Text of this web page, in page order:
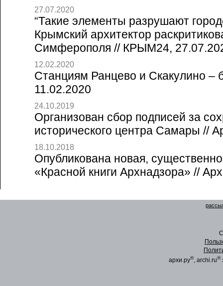
27.07.2020
“Такие элементы разрушают
Крымский архитектор
Симферополя // КРЫМ24,
12.02.2020
Станциям Ранцево и Скакулино –
11.02.2020
24.10.2019
Организован сбор подписей за
исторического центра Самары //
18.10.2018
Опубликована новая,
«Красной книги Архнадзора» //
архи.ру®, archi.ru®